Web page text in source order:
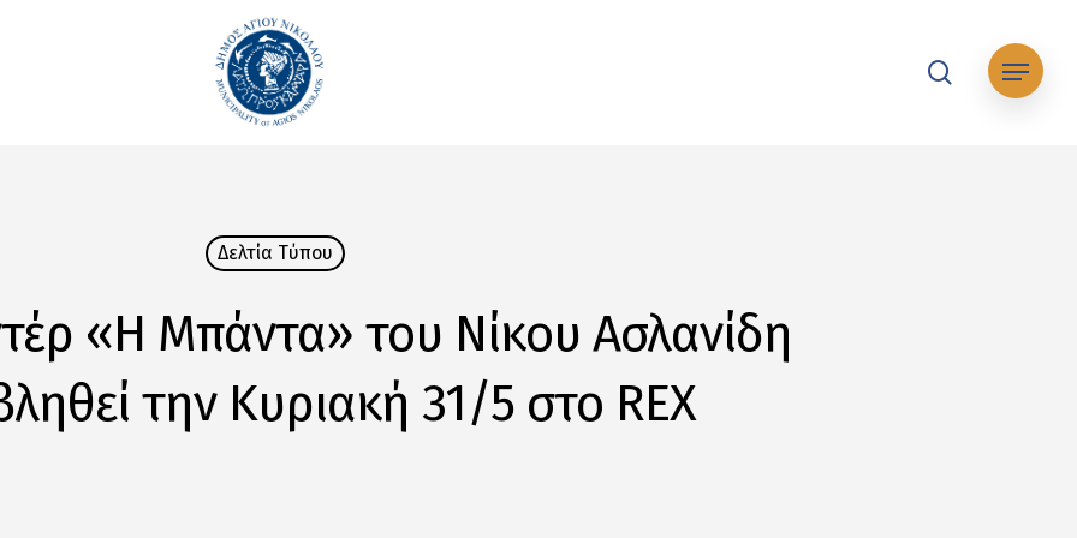
Μενού
Δελτία Tύπου
«Η Μπάντα» του Νίκου Ασλανίδη
την Κυριακή 31/5 στο REX